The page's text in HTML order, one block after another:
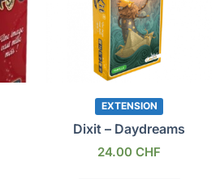
EXTENSION
Dixit – Daydreams
24.00 CHF